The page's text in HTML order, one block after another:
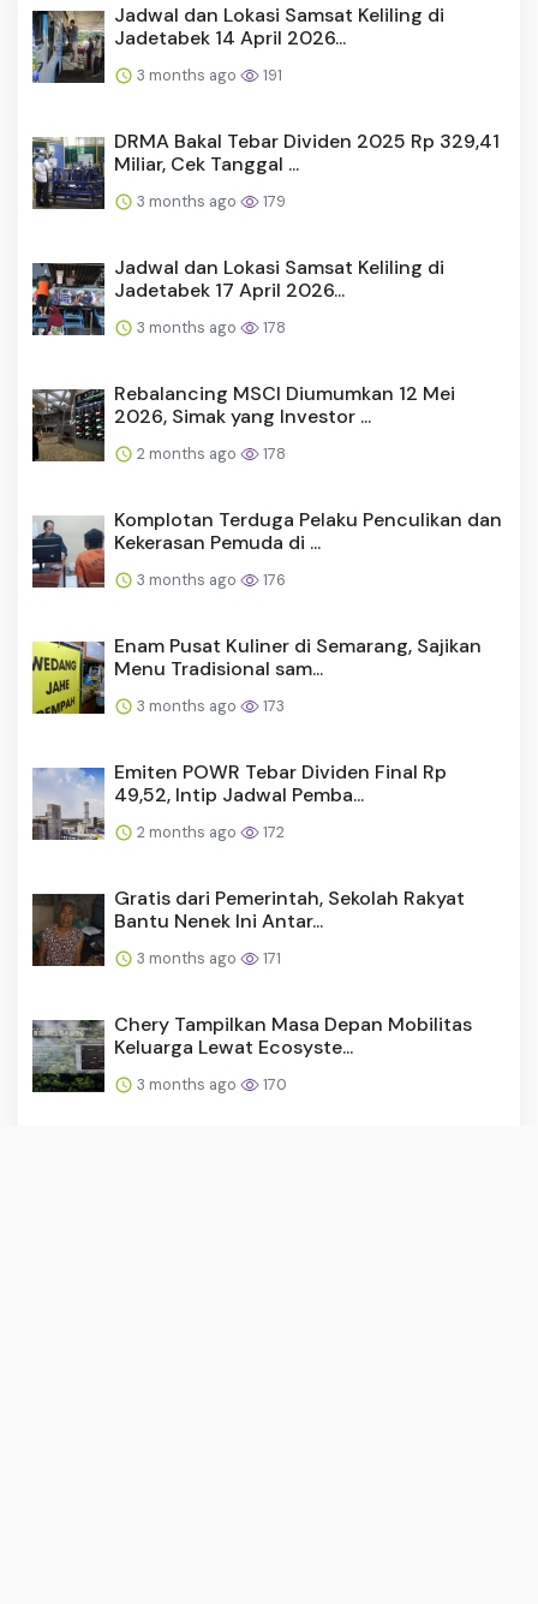
Jadwal dan Lokasi Samsat Keliling di
Jadetabek 14 April 2026...
3 months ago 191
DRMA Bakal Tebar Dividen 2025 Rp 329,41
Miliar, Cek Tanggal ...
3 months ago 179
Jadwal dan Lokasi Samsat Keliling di
Jadetabek 17 April 2026...
3 months ago 178
Rebalancing MSCI Diumumkan 12 Mei
2026, Simak yang Investor ...
2 months ago 178
Komplotan Terduga Pelaku Penculikan dan
Kekerasan Pemuda di ...
3 months ago 176
Enam Pusat Kuliner di Semarang, Sajikan
Menu Tradisional sam...
3 months ago 173
Emiten POWR Tebar Dividen Final Rp
49,52, Intip Jadwal Pemba...
2 months ago 172
Gratis dari Pemerintah, Sekolah Rakyat
Bantu Nenek Ini Antar...
3 months ago 171
Chery Tampilkan Masa Depan Mobilitas
Keluarga Lewat Ecosyste...
3 months ago 170